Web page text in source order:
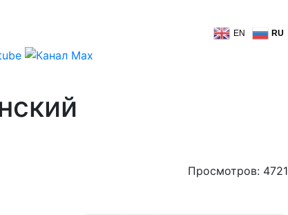
EN RU
Просмотров: 4721